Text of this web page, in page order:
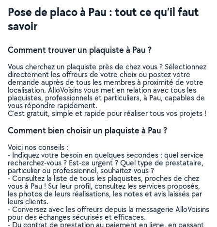
Pose de placo à Pau : tout ce qu’il faut
savoir
Comment trouver un plaquiste à Pau ?
Vous cherchez un plaquiste près de chez vous ? Sélectionnez
directement les offreurs de votre choix ou postez votre
demande auprès de tous les membres à proximité de votre
localisation. AlloVoisins vous met en relation avec tous les
plaquistes, professionnels et particuliers, à Pau, capables de
vous répondre rapidement.
C’est gratuit, simple et rapide pour réaliser tous vos projets !
Comment bien choisir un plaquiste à Pau ?
Voici nos conseils :
- Indiquez votre besoin en quelques secondes : quel service
recherchez-vous ? Est-ce urgent ? Quel type de prestataire,
particulier ou professionnel, souhaitez-vous ?
- Consultez la liste de tous les plaquistes, proches de chez
vous à Pau ! Sur leur profil, consultez les services proposés,
les photos de leurs réalisations, les notes et avis laissés par
leurs clients.
- Conversez avec les offreurs depuis la messagerie AlloVoisins
pour des échanges sécurisés et efficaces.
- Du contrat de prestation au paiement en ligne, en passant